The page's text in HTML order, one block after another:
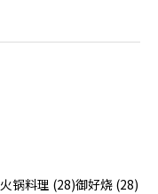
火锅料理 (28)御好烧 (28)